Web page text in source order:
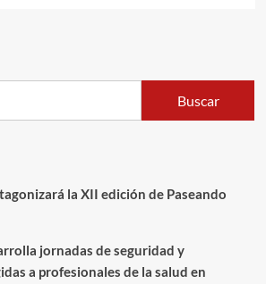
Buscar
la XII edición de Paseando
jornadas de seguridad y
a profesionales de la salud en